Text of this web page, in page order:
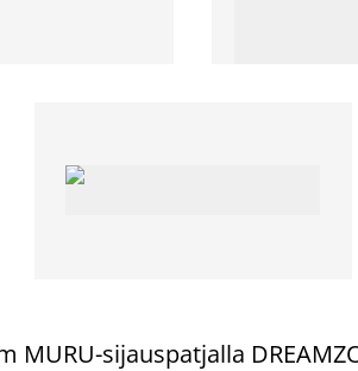
MURU-sijauspatjalla